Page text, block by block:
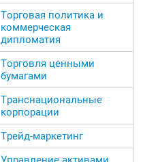
Торговая политика и
коммерческая
дипломатия
Торговля ценными
бумагами
Транснациональные
корпорации
Трейд-маркетинг